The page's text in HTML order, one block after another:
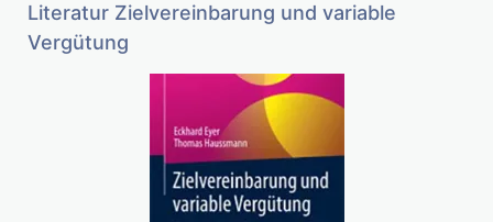
Literatur Zielvereinbarung und variable
Vergütung